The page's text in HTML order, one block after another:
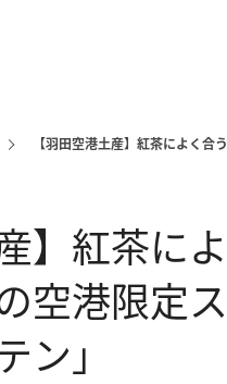
【羽田空港土産】紅茶によく
産】紅茶
空港限定
ン」